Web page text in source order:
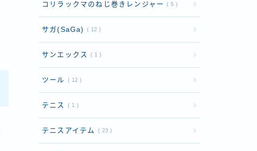
コリラックマのねじ巻きレンジャー 5
サガ(SaGa) 12
サンエックス 1
ツール 12
テニス 1
テニスアイテム 23